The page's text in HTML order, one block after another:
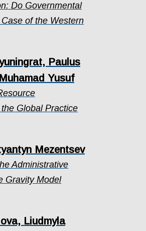
Do Governmental
of the Western
Paulus
Yusuf
Global Practice
Mezentsev
Administrative
Gravity Model
Liudmyla